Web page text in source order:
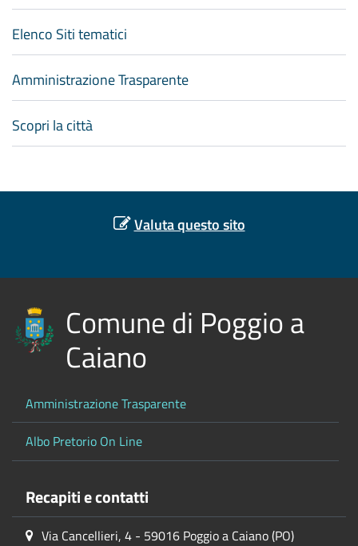
Elenco Siti tematici
Amministrazione Trasparente
Scopri la città
Valuta questo sito
Comune di Poggio a
Caiano
Amministrazione Trasparente
Albo Pretorio On Line
Recapiti e contatti
Via Cancellieri, 4 - 59016 Poggio a Caiano (PO)